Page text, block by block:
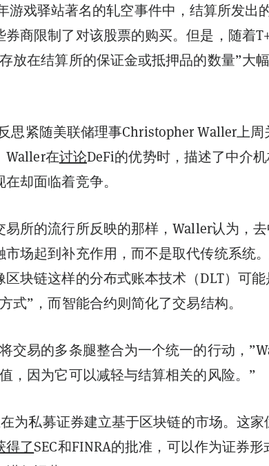
游戏驿站著名的轧空事件中，结算所发出
商限制了对该股票的购买。但是，随着
放在结算所的保证金或抵押品的数量”大
思紧随美联储理事Christopher Waller上周
Waller在讨论DeFi的优势时，描述了中介
却面临着竞争。
易所的流行所反映的那样，Waller认为，
场起到补充作用，而不是取代传统系统
块链这样的分布式账本技术（DLT）可能
式”，而智能合约则简化了交易结构。
交易的多条腿整合为一个统一的行动，”
，因为它可以减轻与结算相关的风险。”
为私募证券建立基于区块链的市场。这家
得了SEC和FINRA的批准，可以作为证券形